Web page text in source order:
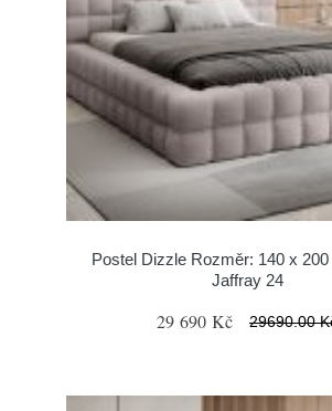
Postel Dizzle Rozměr: 140 x
Jaffray 24
29 690 Kč 29690.00